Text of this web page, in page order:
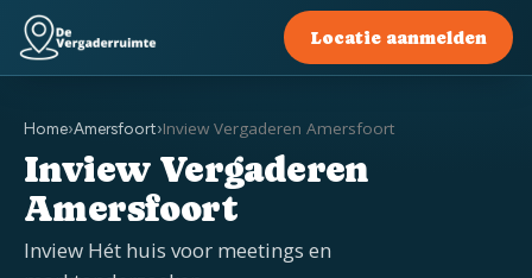
Locatie aanmelden
Home›Amersfoort›Inview Vergaderen Amersfoort
Inview Vergaderen
Amersfoort
Inview Hét huis voor meetings en